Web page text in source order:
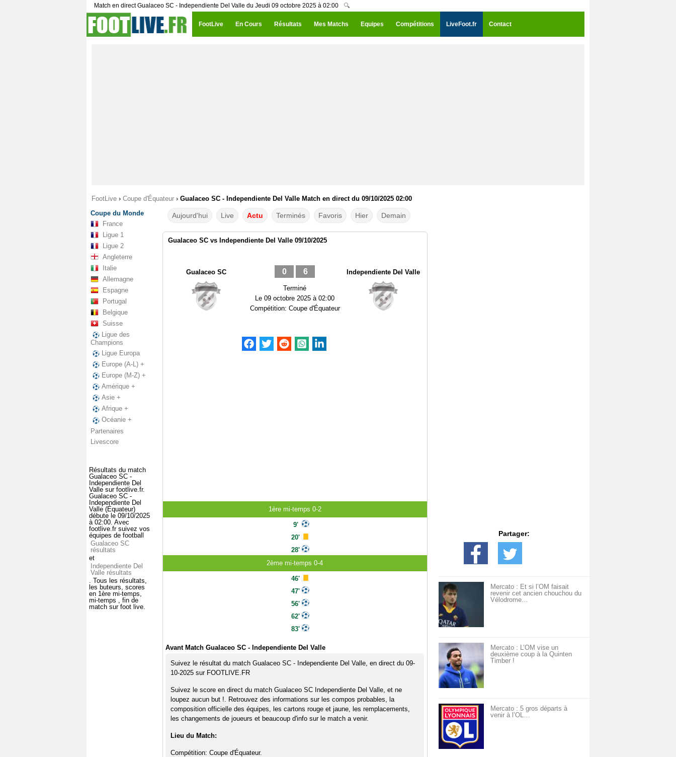
Match en direct Gualaceo SC - Independiente Del Valle du Jeudi 09 octobre 2025 à 02:00 🔍
FootLive En Cours Résultats Mes Matchs Equipes Compétitions LiveFoot.fr Contact
FootLive › Coupe d'Équateur › Gualaceo SC - Independiente Del Valle Match en direct du 09/10/2025 02:00
Coupe du Monde
France
Ligue 1
Ligue 2
Angleterre
Italie
Allemagne
Espagne
Portugal
Belgique
Suisse
Ligue des
Champions
Ligue Europa
Europe (A-L) +
Europe (M-Z) +
Amérique +
Asie +
Afrique +
Océanie +
Partenaires
Livescore
Résultats du match
Gualaceo SC -
Independiente Del
Valle sur footlive.fr.
Gualaceo SC -
Independiente Del
Valle (Équateur)
débute le 09/10/2025
à 02:00. Avec
footlive.fr suivez vos
équipes de football
Gualaceo SC
résultats
et
Independiente Del
Valle résultats
. Tous les résultats,
les buteurs, scores
en 1ère mi-temps,
mi-temps , fin de
match sur foot live.
Aujourd'hui Live Actu Terminés Favoris Hier Demain
Gualaceo SC vs Independiente Del Valle 09/10/2025
Gualaceo SC 0 6
Terminé
Le 09 octobre 2025 à 02:00
Compétition: Coupe d'Équateur
Independiente Del Valle
1ère mi-temps 0-2
9'
20'
28'
2ème mi-temps 0-4
46'
47'
56'
62'
83'
Avant Match Gualaceo SC - Independiente Del Valle
Suivez le résultat du match Gualaceo SC - Independiente Del Valle, en direct du 09-
10-2025 sur FOOTLIVE.FR
Suivez le score en direct du match Gualaceo SC Independiente Del Valle, et ne
loupez aucun but !. Retrouvez des informations sur les compos probables, la
composition officielle des équipes, les cartons rouge et jaune, les remplacements,
les changements de joueurs et beaucoup d'info sur le match a venir.
Lieu du Match:
Compétition: Coupe d'Équateur.
Partager:
Mercato : Et si l’OM faisait
revenir cet ancien chouchou du
Vélodrome…
Mercato : L’OM vise un
deuxième coup à la Quinten
Timber !
Mercato : 5 gros départs à
venir à l’OL…